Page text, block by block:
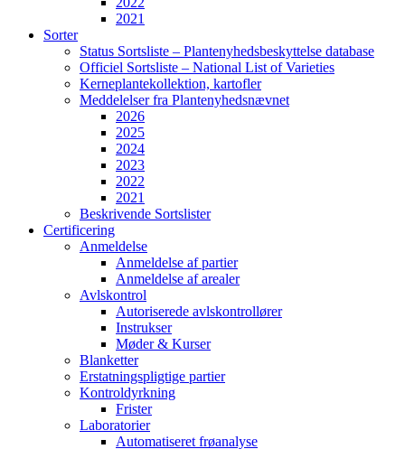
2021
Sorter
Status Sortsliste – Plantenyhedsbeskyttelse database
Officiel Sortsliste – National List of Varieties
Kerneplantekollektion, kartofler
Meddelelser fra Plantenyhedsnævnet
2026
2025
2024
2023
2022
2021
Beskrivende Sortslister
Certificering
Anmeldelse
Anmeldelse af partier
Anmeldelse af arealer
Avlskontrol
Autoriserede avlskontrollører
Instrukser
Møder & Kurser
Blanketter
Erstatningspligtige partier
Kontroldyrkning
Frister
Laboratorier
Automatiseret frøanalyse